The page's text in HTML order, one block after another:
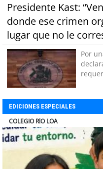
Presidente Kast:
donde ese crimen
lugar que no le
Por
EDICIONES ESPECIALES
EL ABRA